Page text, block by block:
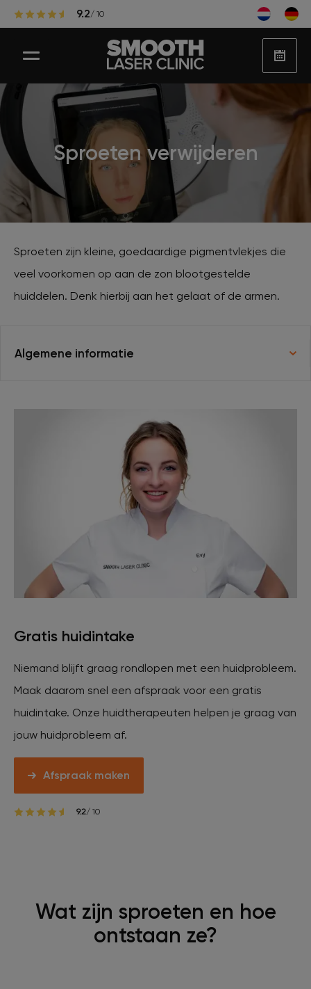
9.2/ 10
Sproeten verwijderen
Sproeten zijn kleine, goedaardige pigmentvlekjes die
veel voorkomen op aan de zon blootgestelde
huiddelen. Denk hierbij aan het gelaat of de armen.
Algemene informatie
Gratis huidintake
Niemand blijft graag rondlopen met een huidprobleem.
Maak daarom snel een afspraak voor een gratis
huidintake. Onze huidtherapeuten helpen je graag van
jouw huidprobleem af.
Afspraak maken
9.2/ 10
Wat zijn sproeten en hoe
ontstaan ze?
Laser ontharen
Populaire zones laserontharing
Huidproblemen
Ervaringen
Veelgestelde vragen
Contact
Ontstaansgeschiedenis
Bij jou in de buurt